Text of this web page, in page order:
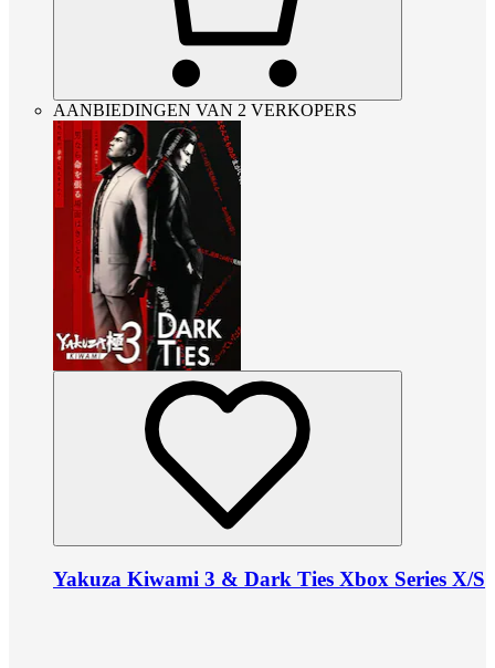
AANBIEDINGEN VAN 2 VERKOPERS
Yakuza Kiwami 3 & Dark Ties Xbox Series X/S